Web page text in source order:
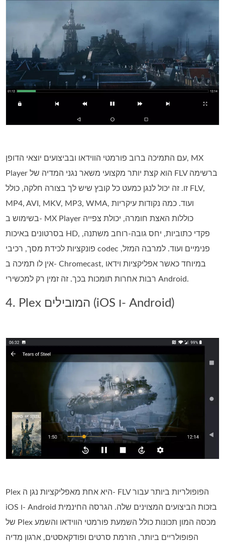
עם התמיכה ברוב פורמטי הווידאו ובביצועים יוצאי הדופן, MX
Player הוא קצת יותר מקצועי משאר נגני המדיה של FLV ברשימה
זו. זה יכול לנגן כמעט כל קובץ שיש לך בצורה חלקה, כולל FLV,
MP4, AVI, MKV, MP3, WMA, ועוד. כמה נקודות עיקריות
בשימוש ב- MX Player כוללות האצת חומרה, יכולת צפייה
בסרטונים באיכות HD, פקדי כתוביות, יחס גובה-רוחב משתנה,
פונקציות לכידת מסך, רכיבי codec פנימיים ועוד. למרבה המזל,
אין לו תמיכה ב- Chromecast, במיוחד כאשר אפליקציות וידאו
רבות אחרות תומכות בכך. זה זמין רק למכשירי Android.
4. Plex המובילים (iOS ו- Android)
Plex היא אחת מאפליקציות נגן ה- FLV הפופולריות ביותר עבור
iOS ו- Android בזכות הביצועים המצוינים שלה. הגרסה החינמית
של Plex מכסה המון תכונות כולל השמעת פורמטי הווידאו והשמע
הפופולריים ביותר, הזרמת סרטים ופודקאסטים, ארגון מדיה